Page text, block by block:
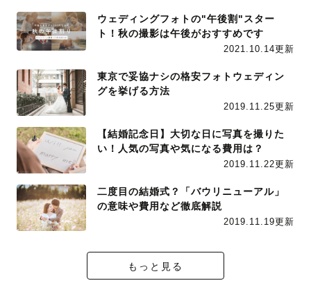
ウェディングフォトの"午後割"スター
ト！秋の撮影は午後がおすすめです
2021.10.14更新
東京で妥協ナシの格安フォトウェディン
グを挙げる方法
2019.11.25更新
【結婚記念日】大切な日に写真を撮りた
い！人気の写真や気になる費用は？
2019.11.22更新
二度目の結婚式？「バウリニューアル」
の意味や費用など徹底解説
2019.11.19更新
もっと見る